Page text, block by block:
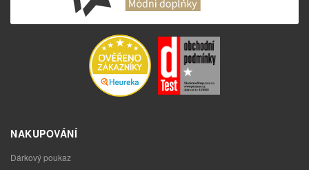
NAKUPOVÁNÍ
Dárkový poukaz